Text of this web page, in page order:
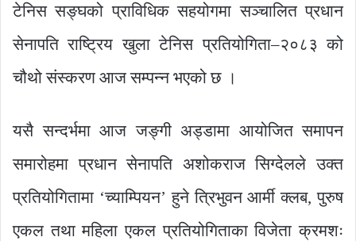
टेनिस सङ्घको प्राविधिक सहयोगमा सञ्चालित प्रधान
सेनापति राष्ट्रिय खुला टेनिस प्रतियोगिता–२०८३ को
चौथो संस्करण आज सम्पन्न भएको छ ।
यसै सन्दर्भमा आज जङ्गी अड्डामा आयोजित समापन
समारोहमा प्रधान सेनापति अशोकराज सिग्देलले उक्त
प्रतियोगितामा ‘च्याम्पियन’ हुने त्रिभुवन आर्मी क्लब, पुरुष
एकल तथा महिला एकल प्रतियोगिताका विजेता क्रमशः